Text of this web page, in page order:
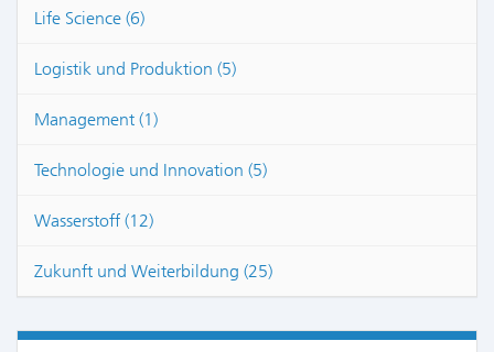
Life Science (6)
Logistik und Produktion (5)
Management (1)
Technologie und Innovation (5)
Wasserstoff (12)
Zukunft und Weiterbildung (25)